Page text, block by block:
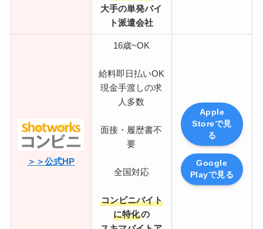
大手の単発バイ
ト派遣会社
＞＞公式HP
16歳~OK
給料即日払いOK
現金手渡しの求
人多数
面接・履歴書不
要
全国対応
コンビニバイト
に特化の
Apple
Storeで見
る
Google
Playで見る